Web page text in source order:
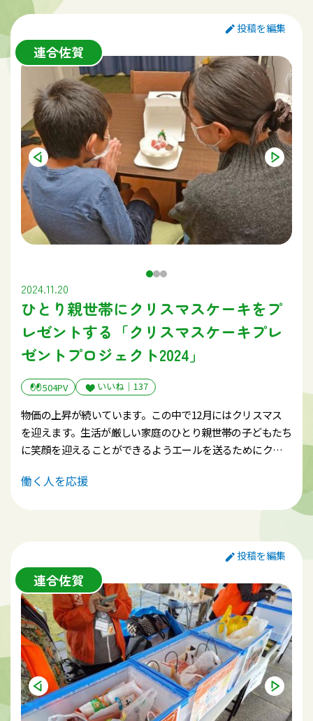
来賓として、衆議院議員原口一博代理の山崎秘書、佐賀県
議会議員の徳光清孝・江口善紀両氏、次期佐賀市会議員候
補の草場けんじ氏・徳永文子氏、さらにNPO法人佐賀県地
球温暖化防止センターの下田氏、佐賀大学ボランティアサ
ークル「えこいく」の学生7名の参加をいただき、幅広い層
が一体となった活動となりました。
旧佐賀市内および佐賀城公園周辺の清掃活動では、多く
のごみを回収し、地域美化と環境意識の向上につなげるこ
とができました。終了後には、温暖化防止センターによる
「手動発電体験コーナー」や「えこいく」による環境カル
タを通じて環境学習の機会も提供されました。その後、ア
ルクス内飲食店「レゴ」にて交流会を開催し、参加者間の
本活動を通じて、労働組合の社会的役割を広く発信すると
ともに、地域・行政・NPO・学生との協力関係を深める大
変有意義な機会となりました。
投稿を編集
連合佐賀
2024.11.20
ひとり親世帯にクリスマスケーキをプ
レゼントする「クリスマスケーキプレ
ゼントプロジェクト2024」
504PV いいね｜ 137
物価の上昇が続いています。この中で12月にはクリスマス
を迎えます。生活が厳しい家庭のひとり親世帯の子どもたち
に笑顔を迎えることができるようエールを送るためにクリ
物価の上昇は異常というしかありません。お米をはじめ食
下落しています。非正規で働くひとり親世帯にとっては国の
支援金だけでは十分ではありません。また、子どもの貧困
率は9人に1人となり改善してきましたがここにきての物価
上昇です。 12月にはクリスマスを迎えますが、子どもた
ちの笑顔が見られるように取り組みを進めます。具体的に
は、県民から寄付を募りそのお金でクリスマスケーキを100
個購入。ケーキは、フードバンクさがへ登録をしているひ
とり親世帯の子どもたちへ抽選で配ります。12月23日まで
購入する寄付金を募り、提供先団体の必要とする個数と一致
できるよう検討を重ね、ケーキの手配をお願いしています
働く人を応援
投稿を編集
連合佐賀